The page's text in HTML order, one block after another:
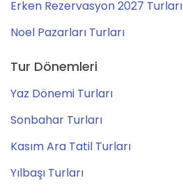
Erken Rezervasyon 2027 Turları
Noel Pazarları Turları
Tur Dönemleri
Yaz Dönemi Turları
Sonbahar Turları
Kasım Ara Tatil Turları
Yılbaşı Turları